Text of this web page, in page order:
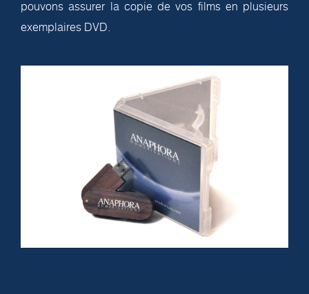
pouvons assurer la copie de vos films en plusieurs
exemplaires DVD.